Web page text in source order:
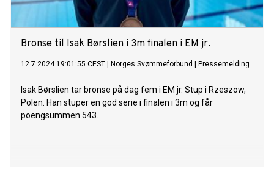
Bronse til Isak Børslien i 3m finalen i EM jr.
12.7.2024 19:01:55 CEST Norges Svømmeforbund Pressemelding
Isak Børslien tar bronse på dag fem i EM jr. Stup i Rzeszow,
Polen. Han stuper en god serie i finalen i 3m og får
poengsummen 543.